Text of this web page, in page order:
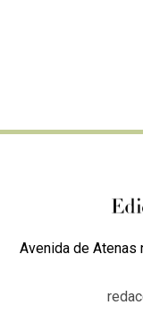
Avenida de Atenas